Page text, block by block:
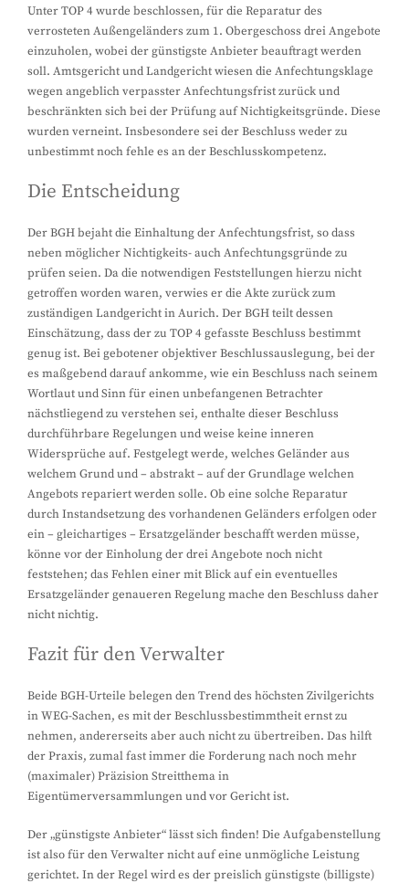
Unter TOP 4 wurde beschlossen, für die Reparatur des
verrosteten Außengeländers zum 1. Obergeschoss drei Angebote
einzuholen, wobei der günstigste Anbieter beauftragt werden
soll. Amtsgericht und Landgericht wiesen die Anfechtungsklage
wegen angeblich verpasster Anfechtungsfrist zurück und
beschränkten sich bei der Prüfung auf Nichtigkeitsgründe. Diese
wurden verneint. Insbesondere sei der Beschluss weder zu
unbestimmt noch fehle es an der Beschlusskompetenz.
Die Entscheidung
Der BGH bejaht die Einhaltung der Anfechtungsfrist, so dass
neben möglicher Nichtigkeits- auch Anfechtungsgründe zu
prüfen seien. Da die notwendigen Feststellungen hierzu nicht
getroffen worden waren, verwies er die Akte zurück zum
zuständigen Landgericht in Aurich. Der BGH teilt dessen
Einschätzung, dass der zu TOP 4 gefasste Beschluss bestimmt
genug ist. Bei gebotener objektiver Beschlussauslegung, bei der
es maßgebend darauf ankomme, wie ein Beschluss nach seinem
Wortlaut und Sinn für einen unbefangenen Betrachter
nächstliegend zu verstehen sei, enthalte dieser Beschluss
durchführbare Regelungen und weise keine inneren
Widersprüche auf. Festgelegt werde, welches Geländer aus
welchem Grund und – abstrakt – auf der Grundlage welchen
Angebots repariert werden solle. Ob eine solche Reparatur
durch Instandsetzung des vorhandenen Geländers erfolgen oder
ein – gleichartiges – Ersatzgeländer beschafft werden müsse,
könne vor der Einholung der drei Angebote noch nicht
feststehen; das Fehlen einer mit Blick auf ein eventuelles
Ersatzgeländer genaueren Regelung mache den Beschluss daher
nicht nichtig.
Fazit für den Verwalter
Beide BGH-Urteile belegen den Trend des höchsten Zivilgerichts
in WEG-Sachen, es mit der Beschlussbestimmtheit ernst zu
nehmen, andererseits aber auch nicht zu übertreiben. Das hilft
der Praxis, zumal fast immer die Forderung nach noch mehr
(maximaler) Präzision Streitthema in
Eigentümerversammlungen und vor Gericht ist.
Der „günstigste Anbieter“ lässt sich finden! Die Aufgabenstellung
ist also für den Verwalter nicht auf eine unmögliche Leistung
gerichtet. In der Regel wird es der preislich günstigste (billigste)